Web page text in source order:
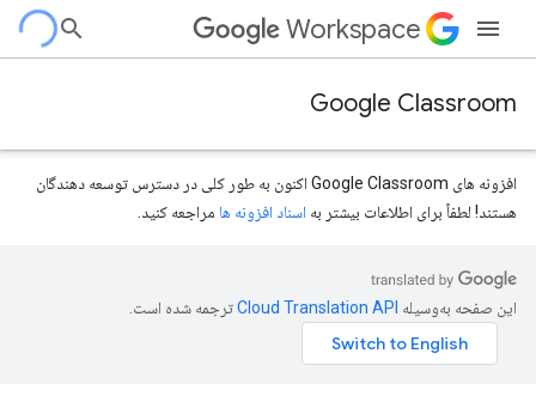
Workspace
Google Classroom
افزونه های Google Classroom اکنون به طور کلی در دسترس توسعه دهندگان
هستند! لطفاً برای اطلاعات بیشتر به اسناد افزونه ها مراجعه کنید.
این صفحه به‌وسیله ترجمه شده است.